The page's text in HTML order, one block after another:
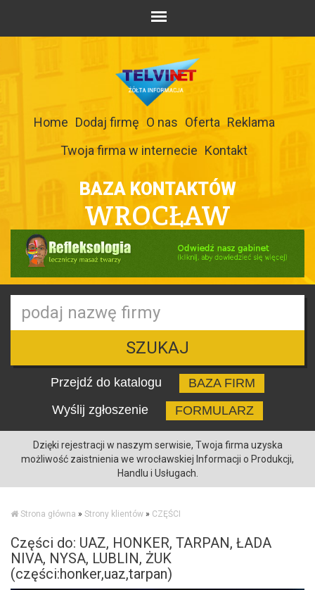
Home Dodaj firmę O nas Oferta Reklama
Twoja firma w internecie Kontakt
BAZA KONTAKTÓW
WROCŁAW
SZUKAJ
Przejdź do katalogu
BAZA FIRM
Wyślij zgłoszenie
FORMULARZ
Dzięki rejestracji w naszym serwisie, Twoja firma uzyska
możliwość zaistnienia we wrocławskiej Informacji o Produkcji,
Handlu i Usługach.
Strona główna » Strony klientów » CZĘŚCI
Części do: UAZ, HONKER, TARPAN, ŁADA
NIVA, NYSA, LUBLIN, ŻUK
(części:honker,uaz,tarpan)